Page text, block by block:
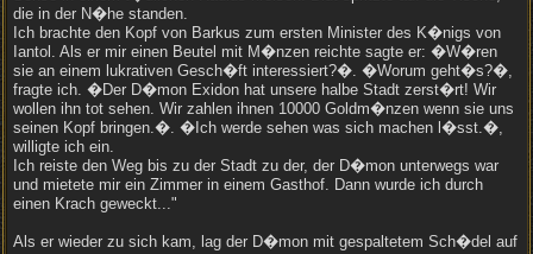
die in der N�he standen.
Ich brachte den Kopf von Barkus zum ersten Minister des K�nigs von
Iantol. Als er mir einen Beutel mit M�nzen reichte sagte er: �W�ren
sie an einem lukrativen Gesch�ft interessiert?�. �Worum geht�s?�,
fragte ich. �Der D�mon Exidon hat unsere halbe Stadt zerst�rt! Wir
wollen ihn tot sehen. Wir zahlen ihnen 10000 Goldm�nzen wenn sie uns
seinen Kopf bringen.�. �Ich werde sehen was sich machen l�sst.�,
willigte ich ein.
Ich reiste den Weg bis zu der Stadt zu der, der D�mon unterwegs war
und mietete mir ein Zimmer in einem Gasthof. Dann wurde ich durch
einen Krach geweckt..."
Als er wieder zu sich kam, lag der D�mon mit gespaltetem Sch�del auf